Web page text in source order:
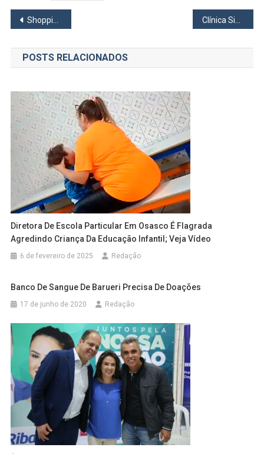
Navegação
de
Post
Shopping em Barueri terá “Paradas de Natal”
POSTS RELACIONADOS
Diretora De Escola Particular Em Osasco É Flagrada
Agredindo Criança Da Educação Infantil; Veja Vídeo
6 de fevereiro de 2025 Redação
Banco De Sangue De Barueri Precisa De Doações
17 de junho de 2020 Redação